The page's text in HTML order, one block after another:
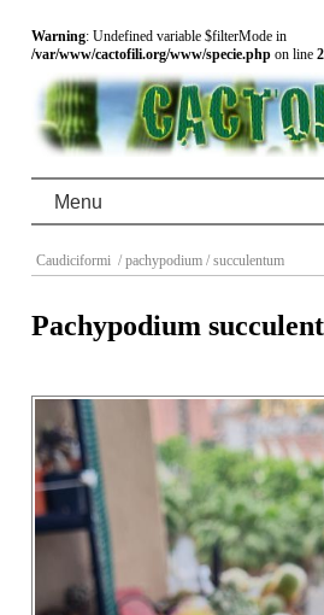
Warning: Undefined variable $filterMode in
/var/www/cactofili.org/www/specie.php on line
Menu
Caudiciformi / pachypodium / succulentum
Pachypodium